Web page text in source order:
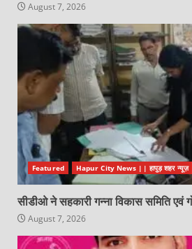
August 7, 2026
Featured Hapur City News || हापुड़ शहर न्यूज़
सीडीओ ने सहकारी गन्ना विकास समिति एवं
August 7, 2026